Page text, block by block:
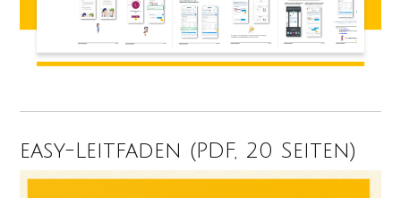
easy-Leitfaden (PDF, 20 Seiten)